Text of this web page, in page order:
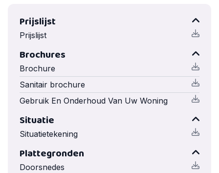
Prijslijst
Prijslijst
Brochures
Brochure
Sanitair brochure
Gebruik En Onderhoud Van Uw Woning
Situatie
Situatietekening
Plattegronden
Doorsnedes